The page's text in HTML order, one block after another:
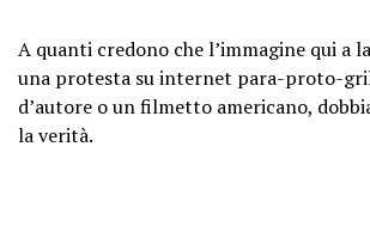
A quanti credono che l’immagine qui a
una protesta su internet para-proto-
d’autore o un filmetto americano,
la verità.